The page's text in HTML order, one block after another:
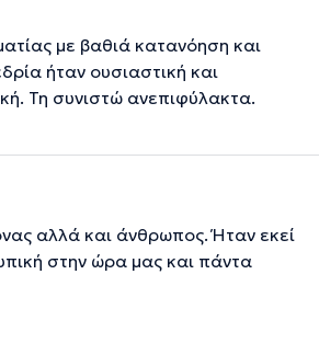
με βαθιά κατανόηση και
ήταν ουσιαστική και
Τη συνιστώ ανεπιφύλακτα.
αλλά και άνθρωπος. Ήταν εκεί
στην ώρα μας και πάντα